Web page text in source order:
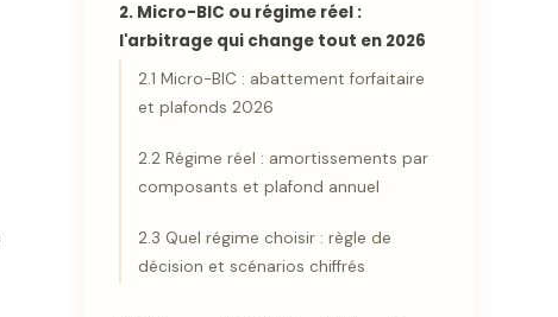
2. Micro-BIC ou régime réel :
l'arbitrage qui change tout en 2026
2.1 Micro-BIC : abattement forfaitaire
et plafonds 2026
2.2 Régime réel : amortissements par
composants et plafond annuel
2.3 Quel régime choisir : règle de
décision et scénarios chiffrés